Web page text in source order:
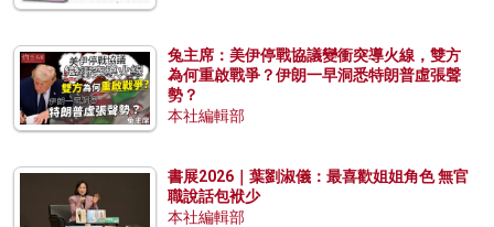
兔主席：美伊停戰協議變衝突導火線，雙方
為何重啟戰爭？伊朗一早洞悉特朗普虛張聲
勢？
本社編輯部
書展2026｜葉劉淑儀：最喜歡姐姐角色 無官
職說話包袱少
本社編輯部